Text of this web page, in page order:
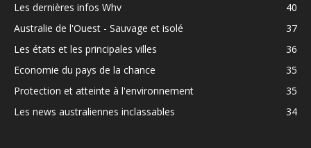
Les dernières infos Whv
40
Australie de l'Ouest - Sauvage et isolé
37
Les états et les principales villes
36
Economie du pays de la chance
35
Protection et atteinte à l'environnement
35
Les news australiennes inclassables
34